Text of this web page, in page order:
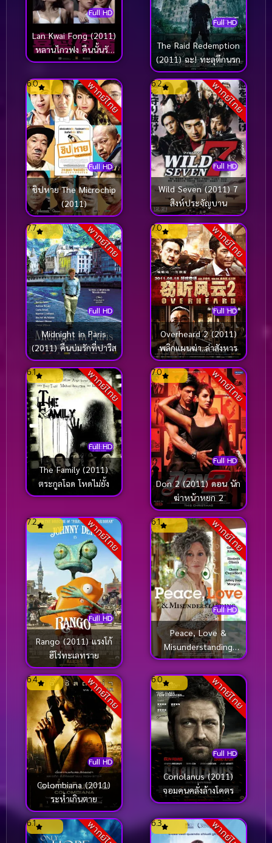
Full HD
Lan Kwai Fong (2011)
หลานไกวฟง คืนนั้นรัก
ฝังใจ
Full HD
The Raid Redemption
(2011) ฉะ! ทะลุตึกนรก
พากย์ไทย
Full HD
6.0
ชิปหาย The Microchip
(2011)
พากย์ไทย
Full HD
6.2
Wild Seven (2011) 7
สิงห์ประจัญบาน
พากย์ไทย
Full HD
7.7
Midnight in Paris
(2011) คืนบ่มรักที่ปารีส
พากย์ไทย
Full HD
7.0
Overheard 2 (2011)
พลิกแผนฆ่า..ล่าสังหาร
พากย์ไทย
Full HD
6.1
The Family (2011)
ตระกูลโฉด โหดไม่ยั้ง
พากย์ไทย
Full HD
7.0
Don 2 (2011) ดอน นัก
ฆ่าหน้าหยก 2
พากย์ไทย
Full HD
7.2
Rango (2011) แรงโก้
ฮีโร่ทะเลทราย
พากย์ไทย
Full HD
6.1
Peace, Love &
Misunderstanding
(2011) อุ่นไอรักวันหวน
คืน
พากย์ไทย
Full HD
6.4
Colombiana (2011)
ระห่ำเกินตาย
พากย์ไทย
Full HD
6.0
Coriolanus (2011)
จอมคนคลั่งล้างโคตร
6.1 6.3